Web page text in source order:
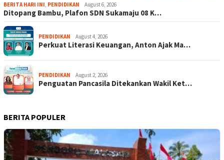
BERITA HARI INI, PENDIDIKAN August 6, 2026
Ditopang Bambu, Plafon SDN Sukamaju 08 K…
PENDIDIKAN August 4, 2026
Perkuat Literasi Keuangan, Anton Ajak Ma…
PENDIDIKAN August 2, 2026
Penguatan Pancasila Ditekankan Wakil Ket…
BERITA POPULER